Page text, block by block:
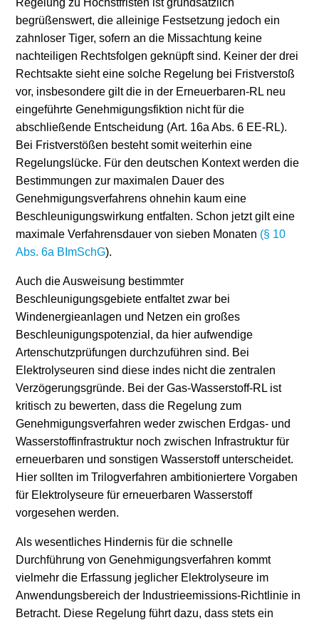
Regelung zu Höchstfristen ist grundsätzlich
begrüßenswert, die alleinige Festsetzung jedoch ein
zahnloser Tiger, sofern an die Missachtung keine
nachteiligen Rechtsfolgen geknüpft sind. Keiner der drei
Rechtsakte sieht eine solche Regelung bei Fristverstoß
vor, insbesondere gilt die in der Erneuerbaren-RL neu
eingeführte Genehmigungsfiktion nicht für die
abschließende Entscheidung (Art. 16a Abs. 6 EE-RL).
Bei Fristverstößen besteht somit weiterhin eine
Regelungslücke. Für den deutschen Kontext werden die
Bestimmungen zur maximalen Dauer des
Genehmigungsverfahrens ohnehin kaum eine
Beschleunigungswirkung entfalten. Schon jetzt gilt eine
maximale Verfahrensdauer von sieben Monaten (§ 10
Abs. 6a BImSchG).
Auch die Ausweisung bestimmter
Beschleunigungsgebiete entfaltet zwar bei
Windenergieanlagen und Netzen ein großes
Beschleunigungspotenzial, da hier aufwendige
Artenschutzprüfungen durchzuführen sind. Bei
Elektrolyseuren sind diese indes nicht die zentralen
Verzögerungsgründe. Bei der Gas-Wasserstoff-RL ist
kritisch zu bewerten, dass die Regelung zum
Genehmigungsverfahren weder zwischen Erdgas- und
Wasserstoffinfrastruktur noch zwischen Infrastruktur für
erneuerbaren und sonstigen Wasserstoff unterscheidet.
Hier sollten im Trilogverfahren ambitioniertere Vorgaben
für Elektrolyseure für erneuerbaren Wasserstoff
vorgesehen werden.
Als wesentliches Hindernis für die schnelle
Durchführung von Genehmigungsverfahren kommt
vielmehr die Erfassung jeglicher Elektrolyseure im
Anwendungsbereich der Industrieemissions-Richtlinie in
Betracht. Diese Regelung führt dazu, dass stets ein